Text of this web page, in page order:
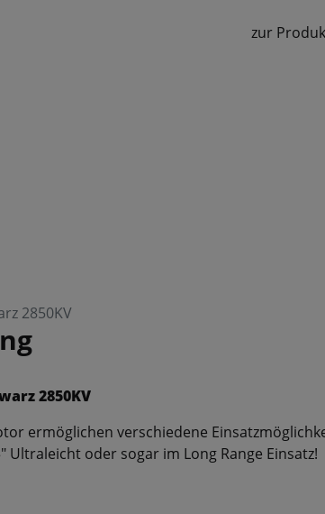
zur
2850KV
2850KV
ermöglichen verschiedene
Ultraleicht oder sogar im Long Range Einsatz!